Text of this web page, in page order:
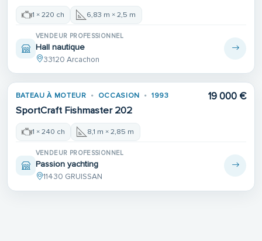
1 × 220 ch 6,83 m × 2,5 m
VENDEUR PROFESSIONNEL
Hall nautique
33120 Arcachon
BATEAU À MOTEUR OCCASION 1993
SportCraft Fishmaster 202
19 000 €
1 × 240 ch 8,1 m × 2,85 m
VENDEUR PROFESSIONNEL
Passion yachting
11430 GRUISSAN